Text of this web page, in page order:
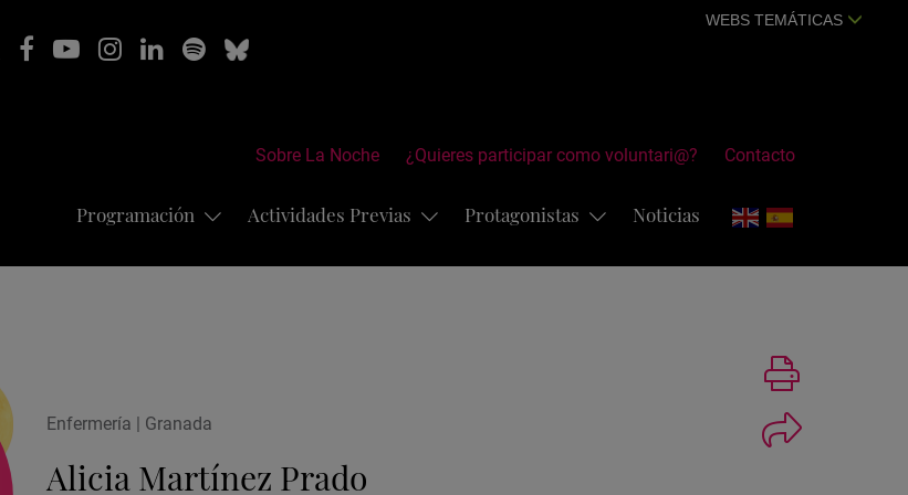
WEBS TEMÁTICAS
Sobre La Noche ¿Quieres participar como voluntari@? Contacto
Programación Actividades Previas Protagonistas Noticias
Enfermería | Granada
Alicia Martínez Prado